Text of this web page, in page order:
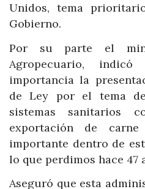
Unidos, tema
Gobierno.
Por su parte el
Agropecuario,
importancia la
de Ley por el tema
sistemas sanitarios
exportación de
importante dentro de
lo que perdimos hace 47
Aseguró que esta